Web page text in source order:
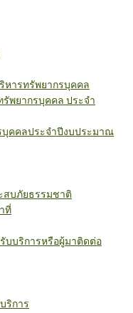
หารทรัพยากรบุคคล
พยากรบุคคล ประจำ
คคลประจำปีงบประมาณ
สบภัยธรรมชาติ
ที่
บบริการหรือผู้มาติดต่อ
ริการ